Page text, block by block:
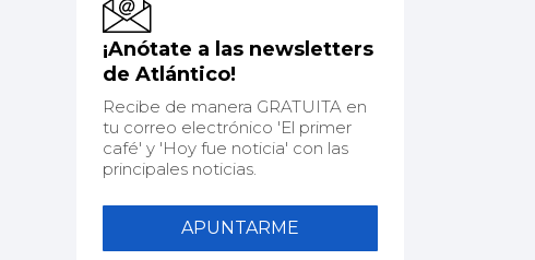
¡Anótate a las newsletters
de Atlántico!
Recibe de manera GRATUITA en
tu correo electrónico 'El primer
café' y 'Hoy fue noticia' con las
principales noticias.
APUNTARME